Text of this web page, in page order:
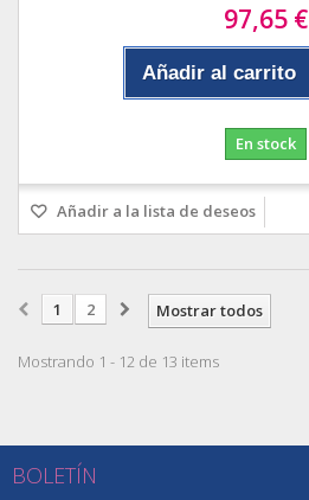
97,65 €
Añadir al carrito
En stock
Añadir a la lista de deseos
Mostrar todos
1 2
Mostrando 1 - 12 de 13 items
BOLETÍN